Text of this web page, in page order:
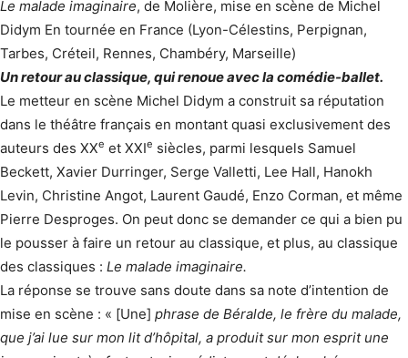
Le malade imaginaire, de Molière, mise en scène de Michel
Didym En tournée en France (Lyon-Célestins, Perpignan,
Tarbes, Créteil, Rennes, Chambéry, Marseille)
Un retour au classique, qui renoue avec la comédie-ballet.
Le metteur en scène Michel Didym a construit sa réputation
dans le théâtre français en montant quasi exclusivement des
auteurs des XXe et XXIe siècles, parmi lesquels Samuel
Beckett, Xavier Durringer, Serge Valletti, Lee Hall, Hanokh
Levin, Christine Angot, Laurent Gaudé, Enzo Corman, et même
Pierre Desproges. On peut donc se demander ce qui a bien pu
le pousser à faire un retour au classique, et plus, au classique
des classiques : Le malade imaginaire.
La réponse se trouve sans doute dans sa note d’intention de
mise en scène : « [Une] phrase de Béralde, le frère du malade,
que j’ai lue sur mon lit d’hôpital, a produit sur mon esprit une